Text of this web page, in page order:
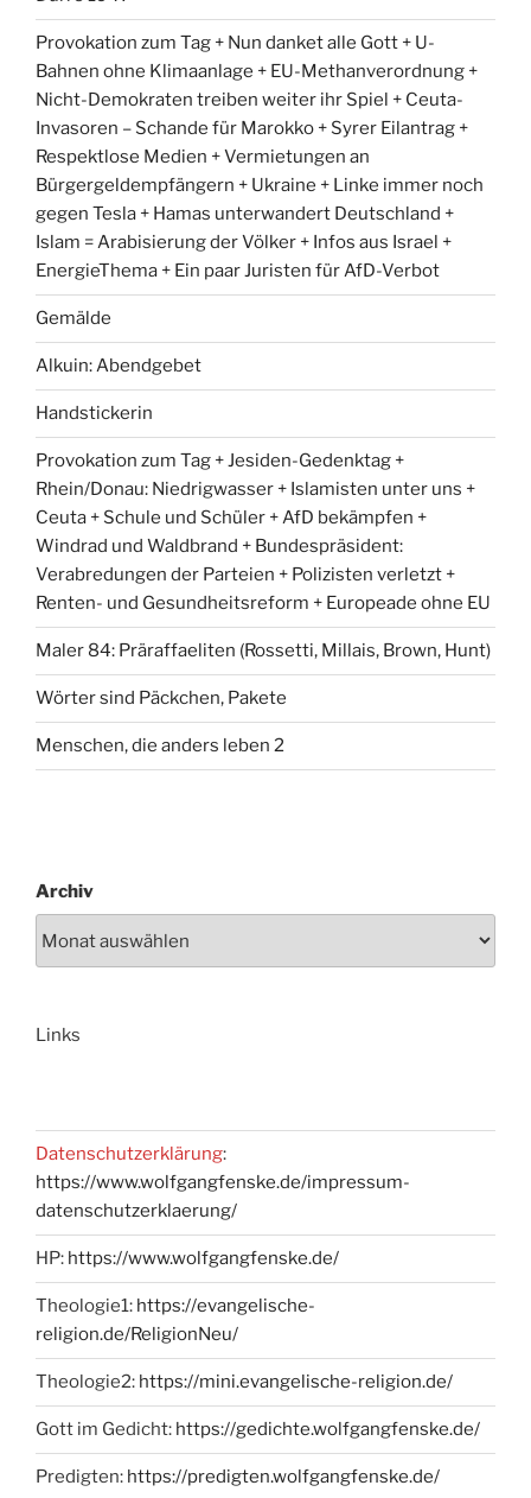
Provokation zum Tag + Nun danket alle Gott + U-
Bahnen ohne Klimaanlage + EU-Methanverordnung +
Nicht-Demokraten treiben weiter ihr Spiel + Ceuta-
Invasoren – Schande für Marokko + Syrer Eilantrag +
Respektlose Medien + Vermietungen an
Bürgergeldempfängern + Ukraine + Linke immer noch
gegen Tesla + Hamas unterwandert Deutschland +
Islam = Arabisierung der Völker + Infos aus Israel +
EnergieThema + Ein paar Juristen für AfD-Verbot
Gemälde
Alkuin: Abendgebet
Handstickerin
Provokation zum Tag + Jesiden-Gedenktag +
Rhein/Donau: Niedrigwasser + Islamisten unter uns +
Ceuta + Schule und Schüler + AfD bekämpfen +
Windrad und Waldbrand + Bundespräsident:
Verabredungen der Parteien + Polizisten verletzt +
Renten- und Gesundheitsreform + Europeade ohne EU
Maler 84: Präraffaeliten (Rossetti, Millais, Brown, Hunt)
Wörter sind Päckchen, Pakete
Menschen, die anders leben 2
Archiv
Links
Datenschutzerklärung:
https://www.wolfgangfenske.de/impressum-
datenschutzerklaerung/
HP: https://www.wolfgangfenske.de/
Theologie1: https://evangelische-
religion.de/ReligionNeu/
Theologie2: https://mini.evangelische-religion.de/
Gott im Gedicht: https://gedichte.wolfgangfenske.de/
Predigten: https://predigten.wolfgangfenske.de/